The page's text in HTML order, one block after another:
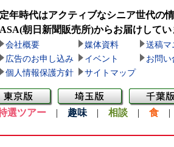
定年時代はアクティブなシニア世代の
ASA(朝日新聞販売所)からお届けしてい
会社概要 媒体資料
送稿マ
広告のお申し込み
イベント
お問い
個人情報保護方針
サイトマップ
選ツアー | 趣味 | 相談 | 食